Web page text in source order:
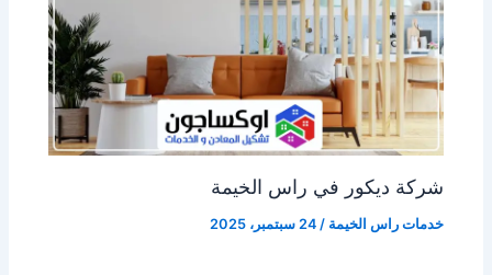
شركة ديكور في راس الخيمة
خدمات راس الخيمة /24 سبتمبر، 2025